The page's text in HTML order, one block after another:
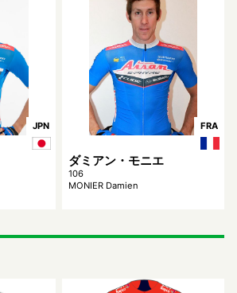
JPN FRA
ダミアン・モニエ
106
MONIER Damien